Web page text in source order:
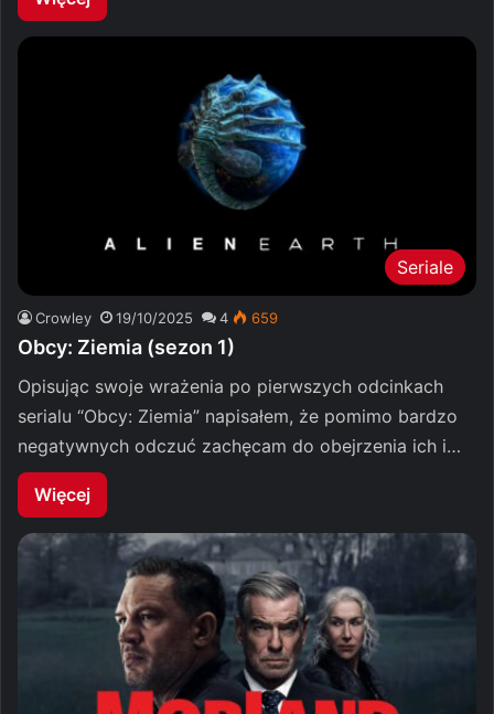
Seriale
Crowley 19/10/2025 4 659
Obcy: Ziemia (sezon 1)
Opisując swoje wrażenia po pierwszych odcinkach
serialu “Obcy: Ziemia” napisałem, że pomimo bardzo
negatywnych odczuć zachęcam do obejrzenia ich i…
Więcej